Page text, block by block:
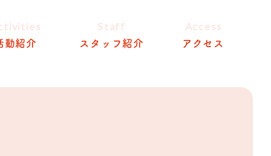
動紹介
Staff
スタッフ紹介
Access
アクセス